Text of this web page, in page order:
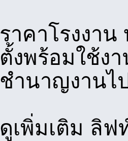
ราคาโรงงา
ตั้งพร้อมใช้ง
ชำนาญงานไ
ดูเพิ่มเติม ลิ